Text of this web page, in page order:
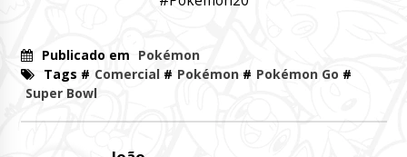
Publicado em Pokémon
Tags # Comercial # Pokémon# Pokémon Go #
Super Bowl